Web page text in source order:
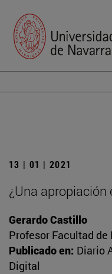
13 | 01 | 2021
¿Una apropiación
Gerardo Castillo
Profesor Facultad
Publicado en: Diario
Digital